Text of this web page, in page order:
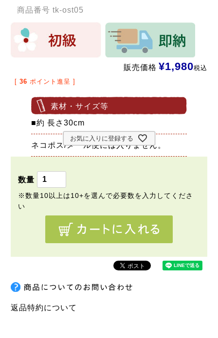
商品番号 tk-ost05
販売価格 ¥1,980税込
[ 36 ポイント進呈 ]
素材・サイズ等
■約 長さ30cm
ネコポス/メール便には入りません。
お気に入りに登録する
返品特約について